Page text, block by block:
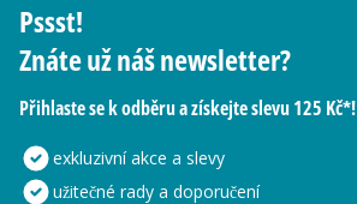
Pssst!
Znáte už náš newsletter?
Přihlaste se k odběru a získejte slevu 125 Kč*!
exkluzivní akce a slevy
užitečné rady a doporučení